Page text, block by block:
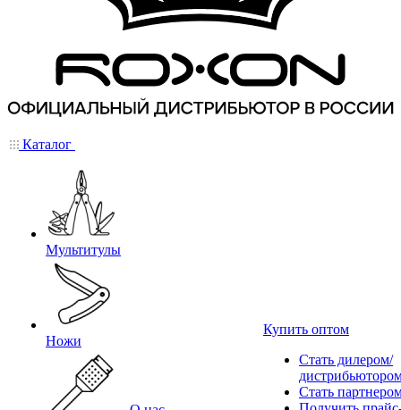
Каталог
Мультитулы
Ножи
Купить оптом
Стать дилером/
Стать